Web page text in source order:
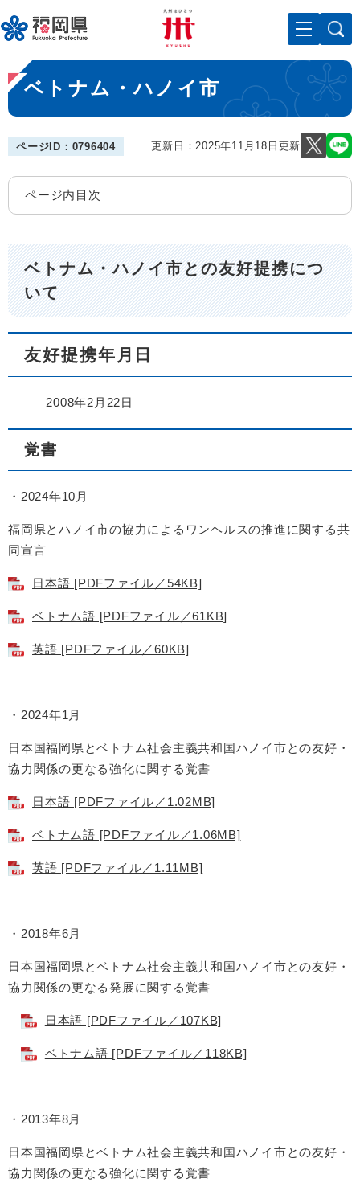
ー
ジ
先
頭
で
メニューを飛ばして本文へ
本
文
ベトナム・ハノイ市
ページID：0796404 更新日：2025年11月18日更新
ページ内目次
ベトナム・ハノイ市との友好提携につ
いて
友好提携年月日
2008年2月22日
覚書
・2024年10月
福岡県とハノイ市の協力によるワンヘルスの推進に関する共
同宣言
日本語 [PDFファイル／54KB]
ベトナム語 [PDFファイル／61KB]
英語 [PDFファイル／60KB]
・2024年1月
日本国福岡県とベトナム社会主義共和国ハノイ市との友好・
協力関係の更なる強化に関する覚書
日本語 [PDFファイル／1.02MB]
ベトナム語 [PDFファイル／1.06MB]
英語 [PDFファイル／1.11MB]
・2018年6月
日本国福岡県とベトナム社会主義共和国ハノイ市との友好・
協力関係の更なる発展に関する覚書
日本語 [PDFファイル／107KB]
ベトナム語 [PDFファイル／118KB]
・2013年8月
日本国福岡県とベトナム社会主義共和国ハノイ市との友好・
協力関係の更なる強化に関する覚書